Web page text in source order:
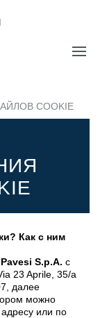
COOKIE
Как с ним
S.p.A. с
23 Aprile, 35/a
далее
можно
или по